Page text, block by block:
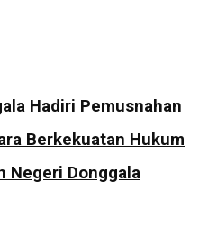
Hadiri Pemusnahan
Berkekuatan Hukum
Negeri Donggala